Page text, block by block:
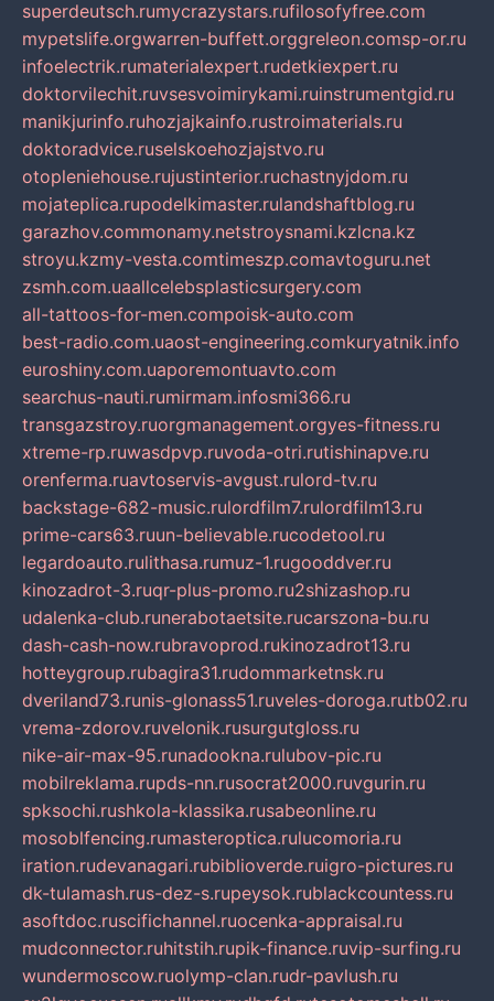
superdeutsch.rumycrazystars.rufilosofyfree.com
mypetslife.orgwarren-buffett.orggreleon.comsp-or.ru
infoelectrik.rumaterialexpert.rudetkiexpert.ru
doktorvilechit.ruvsesvoimirykami.ruinstrumentgid.ru
manikjurinfo.ruhozjajkainfo.rustroimaterials.ru
doktoradvice.ruselskoehozjajstvo.ru
otopleniehouse.rujustinterior.ruchastnyjdom.ru
mojateplica.rupodelkimaster.rulandshaftblog.ru
garazhov.commonamy.netstroysnami.kzlcna.kz
stroyu.kzmy-vesta.comtimeszp.comavtoguru.net
zsmh.com.uaallcelebsplasticsurgery.com
all-tattoos-for-men.compoisk-auto.com
best-radio.com.uaost-engineering.comkuryatnik.info
euroshiny.com.uaporemontuavto.com
searchus-nauti.rumirmam.infosmi366.ru
transgazstroy.ruorgmanagement.orgyes-fitness.ru
xtreme-rp.ruwasdpvp.ruvoda-otri.rutishinapve.ru
orenferma.ruavtoservis-avgust.rulord-tv.ru
backstage-682-music.rulordfilm7.rulordfilm13.ru
prime-cars63.ruun-believable.rucodetool.ru
legardoauto.rulithasa.rumuz-1.rugooddver.ru
kinozadrot-3.ruqr-plus-promo.ru2shizashop.ru
udalenka-club.runerabotaetsite.rucarszona-bu.ru
dash-cash-now.rubravoprod.rukinozadrot13.ru
hotteygroup.rubagira31.rudommarketnsk.ru
dveriland73.runis-glonass51.ruveles-doroga.rutb02.ru
vrema-zdorov.ruvelonik.rusurgutgloss.ru
nike-air-max-95.runadookna.rulubov-pic.ru
mobilreklama.rupds-nn.rusocrat2000.ruvgurin.ru
spksochi.rushkola-klassika.rusabeonline.ru
mosoblfencing.rumasteroptica.rulucomoria.ru
iration.rudevanagari.rubiblioverde.ruigro-pictures.ru
dk-tulamash.rus-dez-s.rupeysok.rublackcountess.ru
asoftdoc.ruscifichannel.ruocenka-appraisal.ru
mudconnector.ruhitstih.rupik-finance.ruvip-surfing.ru
wundermoscow.ruolymp-clan.rudr-pavlush.ru